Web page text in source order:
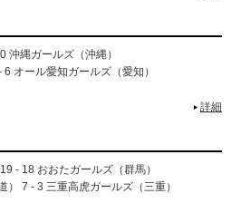
沖縄ガールズ（沖縄）
オール愛知ガールズ（愛知）
詳細
- 18 おおたガールズ（群馬）
7 - 3 三重高虎ガールズ（三重）